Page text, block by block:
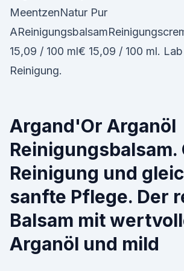
MeentzenNatur Pur
15,09 / 100 ml€ 15,09 / 100 ml.
Reinigung.
Argand'Or Arganöl
Reinigung und
sanfte Pflege. Der
Balsam mit
Arganöl und mild